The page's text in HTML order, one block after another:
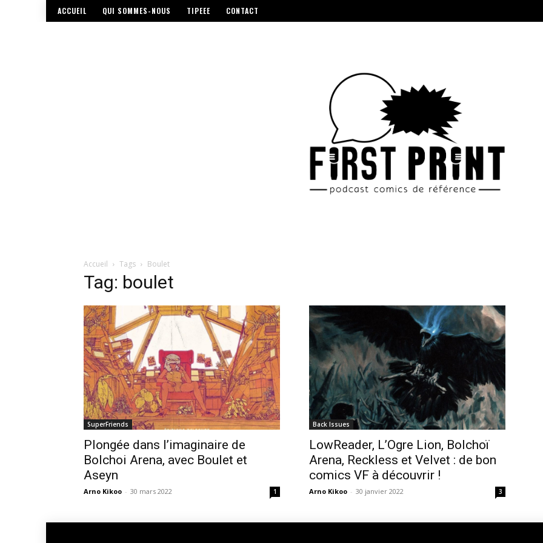
ACCUEIL QUI SOMMES-NOUS TIPEEE CONTACT
Accueil Tags Boulet
Tag: boulet
SuperFriends
Plongée dans l’imaginaire de
Bolchoi Arena, avec Boulet et
Aseyn
Arno Kikoo - 30 mars 2022 1
Back Issues
LowReader, L’Ogre Lion, Bolchoï
Arena, Reckless et Velvet : de bon
comics VF à découvrir !
Arno Kikoo - 30 janvier 2022 3